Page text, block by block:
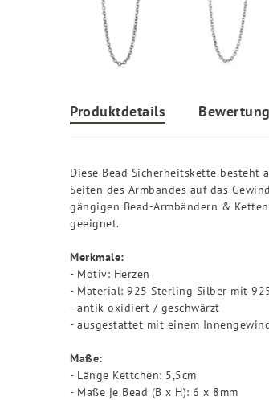
Produktdetails
Diese Bead Sicherheitskette besteht
Seiten des Armbandes auf das
gängigen Bead-Armbändern &
geeignet.
Merkmale:
- Motiv: Herzen
- Material: 925 Sterling Silber mit
- antik oxidiert / geschwärzt
- ausgestattet mit einem
Maße:
- Länge Kettchen: 5,5cm
- Maße je Bead (B x H): 6 x 8mm